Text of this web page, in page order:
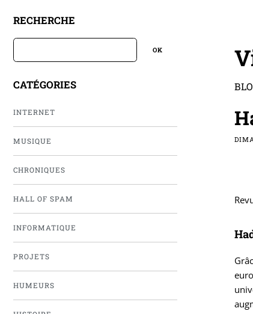
RECHERCHE
CATÉGORIES
INTERNET
MUSIQUE
CHRONIQUES
HALL OF SPAM
INFORMATIQUE
PROJETS
HUMEURS